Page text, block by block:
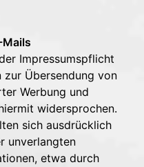
Impressumspflicht
Übersendung von
Werbung und
widersprochen.
sich ausdrücklich
unverlangten
etwa durch